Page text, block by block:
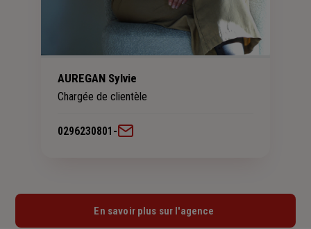
AUREGAN Sylvie
Chargée de clientèle
0296230801 -
En savoir plus sur l'agence